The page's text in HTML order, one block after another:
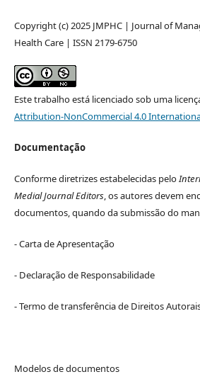
Copyright (c) 2025 JMPHC | Journal of
Health Care | ISSN 2179-6750
Este trabalho está licenciado sob uma
Attribution-NonCommercial 4.0
Documentação
Conforme diretrizes estabelecidas pelo
Medial Journal Editors, os autores devem
documentos, quando da submissão do
- Carta de Apresentação
- Declaração de Responsabilidade
- Termo de transferência de Direitos
Modelos de documentos